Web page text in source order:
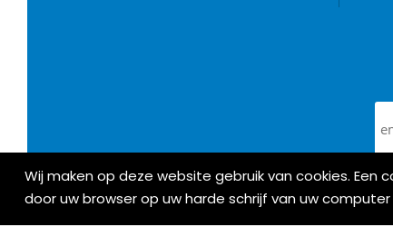
Wij maken op deze website gebruik van cookies.
door uw browser op uw harde schrijf van uw